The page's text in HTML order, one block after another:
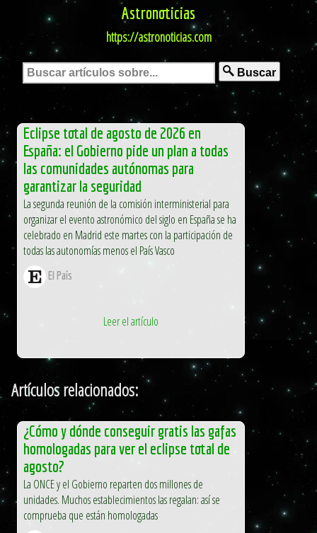
Astronoticias
https://astronoticias.com
Buscar
Eclipse total de agosto de 2026 en
España: el Gobierno pide un plan a todas
las comunidades autónomas para
garantizar la seguridad
La segunda reunión de la comisión interministerial para
organizar el evento astronómico del siglo en España se ha
celebrado en Madrid este martes con la participación de
todas las autonomías menos el País Vasco
El País
Leer el artículo
Artículos relacionados:
¿Cómo y dónde conseguir gratis las gafas
homologadas para ver el eclipse total de
agosto?
La ONCE y el Gobierno reparten dos millones de
unidades. Muchos establecimientos las regalan: así se
comprueba que están homologadas